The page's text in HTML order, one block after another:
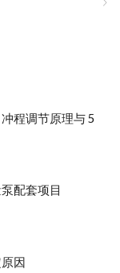
程调节原理与 5
配套项目
因